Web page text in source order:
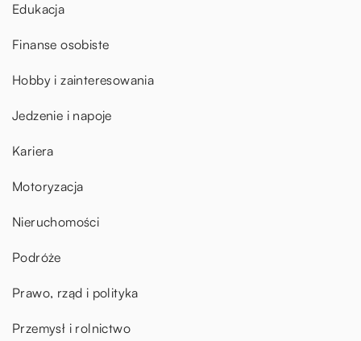
Edukacja
Finanse osobiste
Hobby i zainteresowania
Jedzenie i napoje
Kariera
Motoryzacja
Nieruchomości
Podróże
Prawo, rząd i polityka
Przemysł i rolnictwo